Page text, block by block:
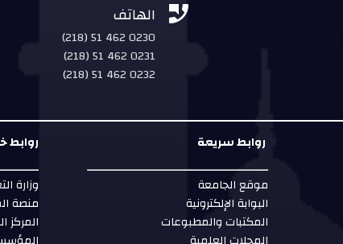
 الهاتف
(218) 51 462 0230
(218) 51 462 0231
(218) 51 462 0232
روابط سريعة
موقع الجامعة
البوابة الإلكترونية
المكتبات والمطبوعات
روابط
وزارة
منصة